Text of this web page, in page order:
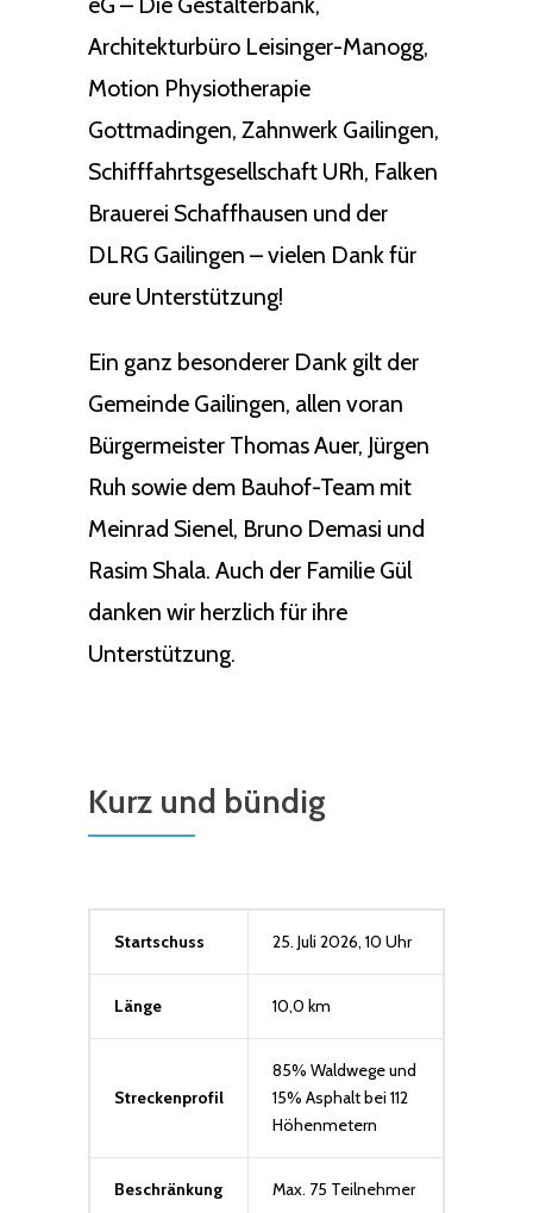
Architekturbüro Leisinger-Manogg,
Motion Physiotherapie
Gottmadingen, Zahnwerk Gailingen,
Schifffahrtsgesellschaft URh, Falken
Brauerei Schaffhausen und der
DLRG Gailingen – vielen Dank für
eure Unterstützung!
Ein ganz besonderer Dank gilt der
Gemeinde Gailingen, allen voran
Bürgermeister Thomas Auer, Jürgen
Ruh sowie dem Bauhof-Team mit
Meinrad Sienel, Bruno Demasi und
Rasim Shala. Auch der Familie Gül
danken wir herzlich für ihre
Unterstützung.
Kurz und bündig
Startschuss 25. Juli 2026, 10 Uhr
Länge 10,0 km
Streckenprofil
85% Waldwege und
15% Asphalt bei 112
Höhenmetern
Beschränkung Max. 75 Teilnehmer